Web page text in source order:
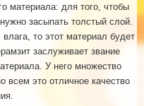
материала: для того, чтобы
засыпать толстый слой.
то этот материал будет
заслуживает звание
У него множество
всем это отличное качество